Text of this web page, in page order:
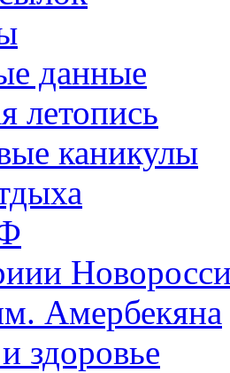
данные
летопись
каникулы
Амербекяна
здоровье